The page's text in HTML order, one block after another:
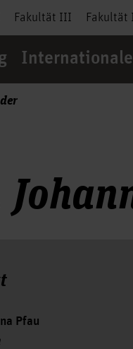
Fakultät III Fakultät
Pfau